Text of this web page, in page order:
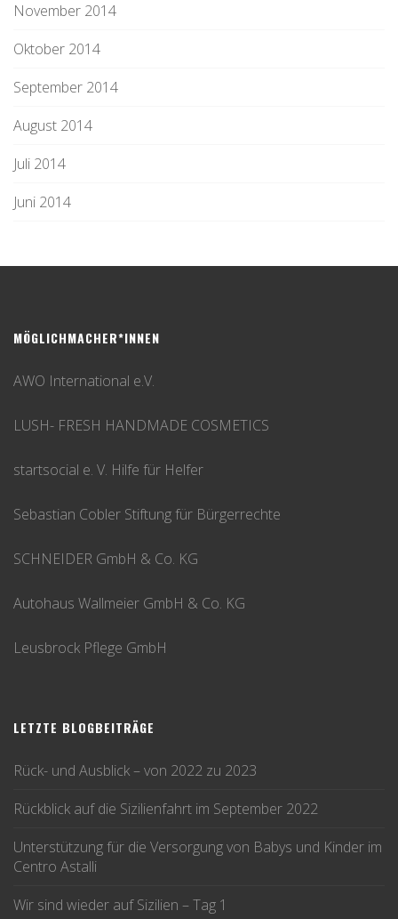
November 2014
Oktober 2014
September 2014
August 2014
Juli 2014
Juni 2014
MÖGLICHMACHER*INNEN
AWO International e.V.
LUSH- FRESH HANDMADE COSMETICS
startsocial e. V. Hilfe für Helfer
Sebastian Cobler Stiftung für Bürgerrechte
SCHNEIDER GmbH & Co. KG
Autohaus Wallmeier GmbH & Co. KG
Leusbrock Pflege GmbH
LETZTE BLOGBEITRÄGE
Rück- und Ausblick – von 2022 zu 2023
Rückblick auf die Sizilienfahrt im September 2022
Unterstützung für die Versorgung von Babys und Kinder im
Centro Astalli
Wir sind wieder auf Sizilien – Tag 1